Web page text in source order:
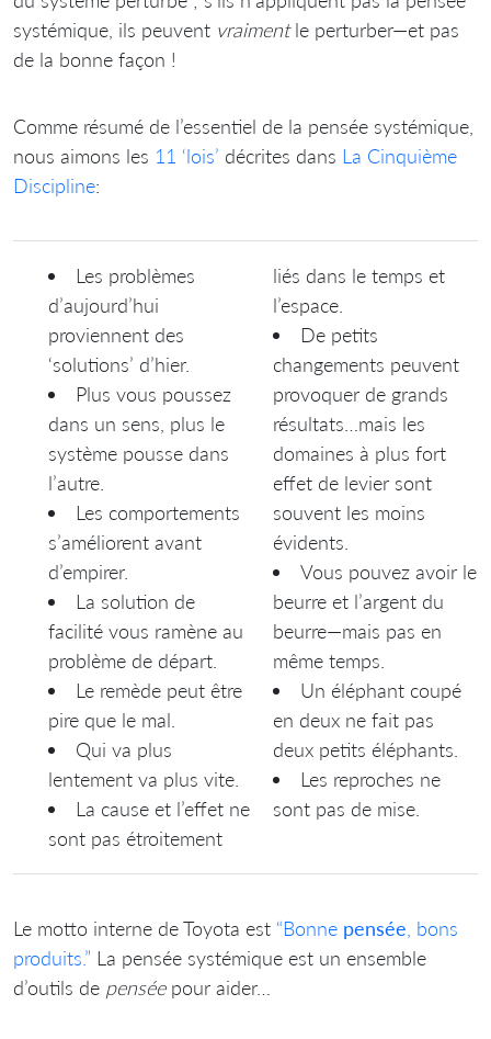
systémique, ils peuvent vraimentle perturber—et pas
de la bonne façon !
Comme résumé de l’essentiel de la pensée systémique,
nous aimons les 11 ‘lois’ décrites dans La Cinquième
Discipline:
Les problèmes
d’aujourd’hui
proviennent des
‘solutions’ d’hier.
Plus vous poussez
dans un sens, plus le
système pousse dans
l’autre.
Les comportements
s’améliorent avant
d’empirer.
La solution de
facilité vous ramène au
problème de départ.
Le remède peut être
pire que le mal.
Qui va plus
lentement va plus vite.
La cause et l’effet ne
sont pas étroitement
liés dans le temps et
l’espace.
De petits
changements peuvent
provoquer de grands
résultats…mais les
domaines à plus fort
effet de levier sont
souvent les moins
évidents.
Vous pouvez avoir le
beurre et l’argent du
beurre—mais pas en
même temps.
Un éléphant coupé
en deux ne fait pas
deux petits éléphants.
Les reproches ne
sont pas de mise.
Le motto interne de Toyota est “Bonne pensée , bons
produits.” La pensée systémique est un ensemble
d’outils de penséepour aider…